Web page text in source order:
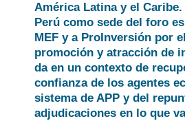
América Latina y el
Perú como sede del foro
MEF y a ProInversión por
promoción y atracción de
da en un contexto de
confianza de los agentes
sistema de APP y del
adjudicaciones en lo que